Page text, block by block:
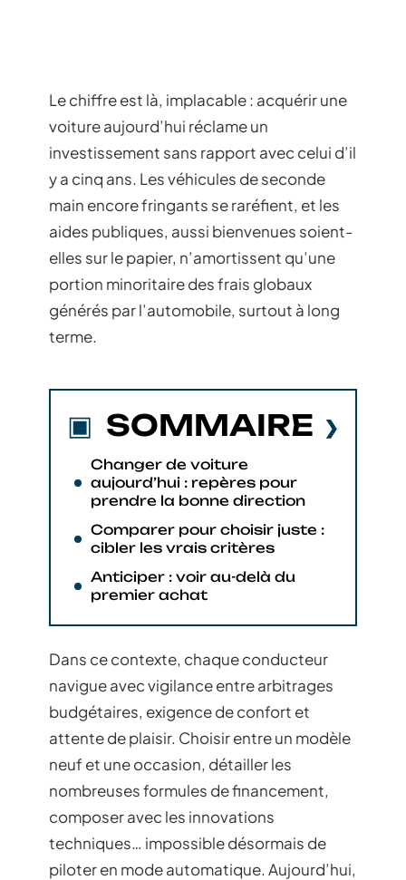
Le chiffre est là, implacable : acquérir une
voiture aujourd’hui réclame un
investissement sans rapport avec celui d’il
y a cinq ans. Les véhicules de seconde
main encore fringants se raréfient, et les
aides publiques, aussi bienvenues soient-
elles sur le papier, n’amortissent qu’une
portion minoritaire des frais globaux
générés par l’automobile, surtout à long
terme.
SOMMAIRE
Changer de voiture
aujourd’hui : repères pour
prendre la bonne direction
Comparer pour choisir juste :
cibler les vrais critères
Anticiper : voir au-delà du
premier achat
Dans ce contexte, chaque conducteur
navigue avec vigilance entre arbitrages
budgétaires, exigence de confort et
attente de plaisir. Choisir entre un modèle
neuf et une occasion, détailler les
nombreuses formules de financement,
composer avec les innovations
techniques… impossible désormais de
piloter en mode automatique. Aujourd’hui,